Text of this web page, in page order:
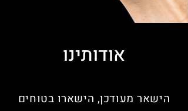
אודותינו
הישאר מעודכן, הישארו בטוחים